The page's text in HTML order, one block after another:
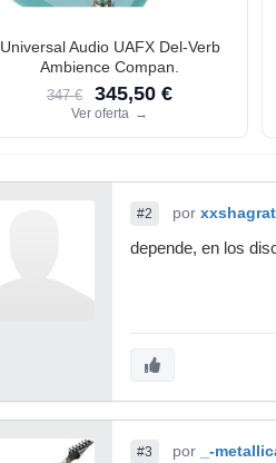
Universal Audio UAFX Del-Verb
Ambience Compan.
347 € 345,50 €
Ver oferta →
#2 por
depende, en los
#3 por _-